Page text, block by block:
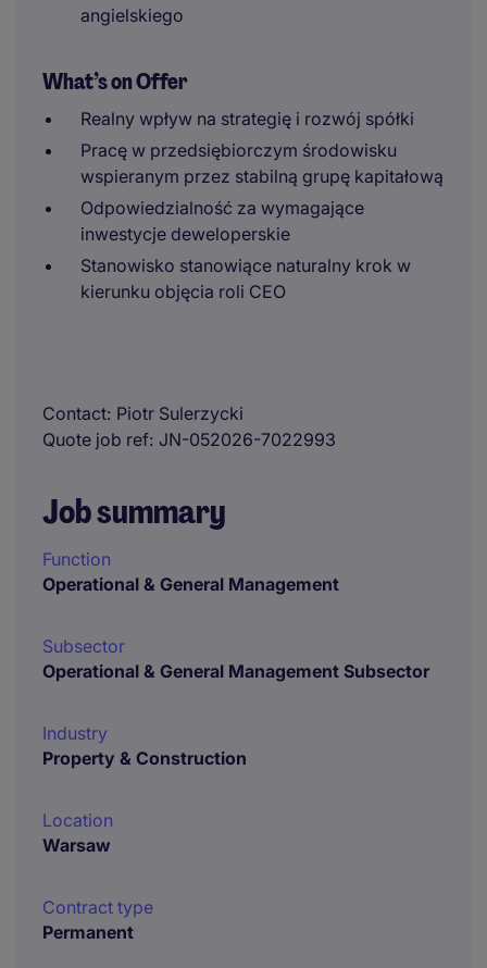
angielskiego
What’s on Offer
Realny wpływ na strategię i rozwój spółki
Pracę w przedsiębiorczym środowisku
wspieranym przez stabilną grupę kapitałową
Odpowiedzialność za wymagające
inwestycje deweloperskie
Stanowisko stanowiące naturalny krok w
kierunku objęcia roli CEO
Contact Piotr Sulerzycki
Quote job ref JN-052026-7022993
Job summary
Function
Operational & General Management
Subsector
Operational & General Management Subsector
Industry
Property & Construction
Location
Warsaw
Contract type
Permanent